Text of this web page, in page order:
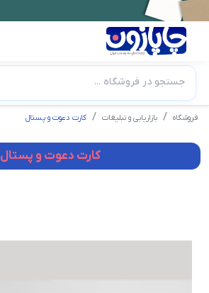
جستجو در فروشگاه ...
فروشگاه بازاریابی و تبلیغات کارت دعوت و پستال
کارت دعوت و پستال